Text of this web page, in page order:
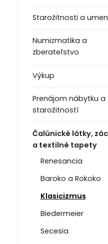
Starožitnosti a
Numizmatika a
zberateľstvo
Výkup
Prenájom nábytku a
starožitností
Čalúnické látky,
a textilné tapety
Renesancia
Baroko a Rokoko
Klasicizmus
Biedermeier
Secesia